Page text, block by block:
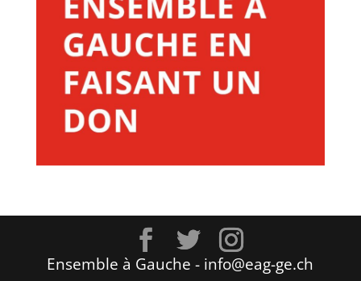
Ensemble à Gauche - info@eag-ge.ch